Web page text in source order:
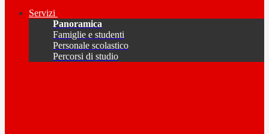
Servizi
Panoramica
Famiglie e studenti
Personale scolastico
Percorsi di studio